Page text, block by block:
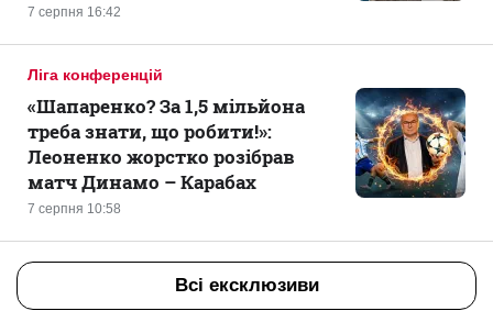
7 серпня 16:42
Ліга конференцій
7 серпня 10:58
«Шапаренко? За 1,5 мільйона
треба знати, що робити!»:
Леоненко жорстко розібрав
матч Динамо – Карабах
Всі ексклюзиви